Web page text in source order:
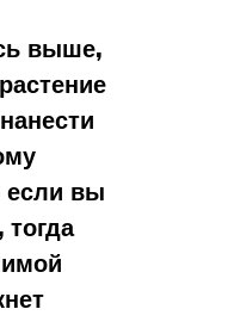
выше,
если вы
тогда